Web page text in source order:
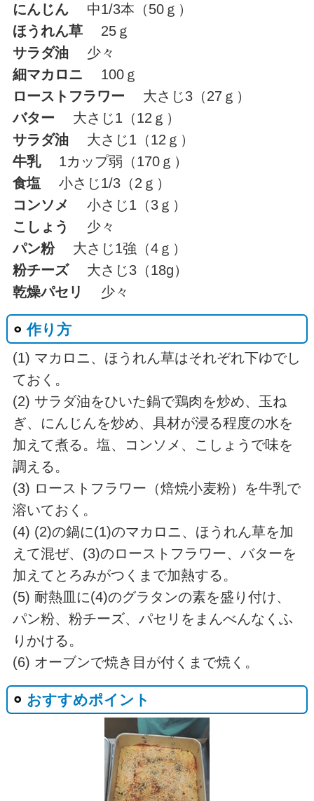
にんじん中1/3本（50ｇ）
ほうれん草
25ｇ
サラダ油少々
細マカロニ
100ｇ
ローストフラワー 大さじ3（27ｇ）
バター 大さじ1（12ｇ）
サラダ油
大さじ1（12ｇ）
牛乳1カップ弱（170ｇ）
食塩 小さじ1/3（2ｇ）
コンソメ
小さじ1（3ｇ）
こしょう
少々
パン粉大さじ1強（4ｇ）
粉チーズ大さじ3（18g）
乾燥パセリ
少々
作り方
(1) マカロニ、ほうれん草はそれぞれ下ゆでし
ておく。
(2) サラダ油をひいた鍋で鶏肉を炒め、玉ね
ぎ、にんじんを炒め、具材が浸る程度の水を
加えて煮る。塩、コンソメ、こしょうで味を
調える。
(3) ローストフラワー（焙焼小麦粉）を牛乳で
溶いておく。
(4) (2)の鍋に(1)のマカロニ、ほうれん草を加
えて混ぜ、(3)のローストフラワー、バターを
加えてとろみがつくまで加熱する。
(5) 耐熱皿に(4)のグラタンの素を盛り付け、
パン粉、粉チーズ、パセリをまんべんなくふ
りかける。
(6) オーブンで焼き目が付くまで焼く。
おすすめポイント